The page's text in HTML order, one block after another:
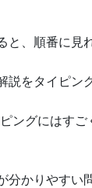
と、順番に見
説をタイピン
ングにはすご
分かりやすい